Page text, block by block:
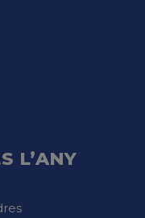
L’ANY